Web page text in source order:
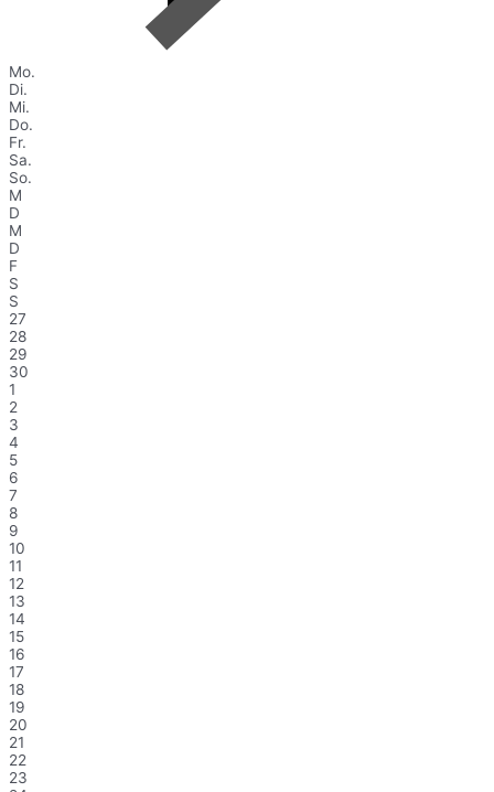
Mo.
Di.
Mi.
Do.
Fr.
Sa.
So.
M
D
M
D
F
S
S
27
28
29
30
1
2
3
4
5
6
7
8
9
10
11
12
13
14
15
16
17
18
19
20
21
22
23